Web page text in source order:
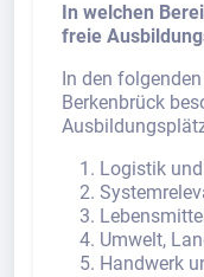
In welchen
freie
In den
Berkenbrück
Logistik
Lebensmittel
Umwelt,
Handwerk